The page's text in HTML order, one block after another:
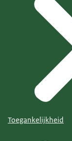
Toegankelijkheid